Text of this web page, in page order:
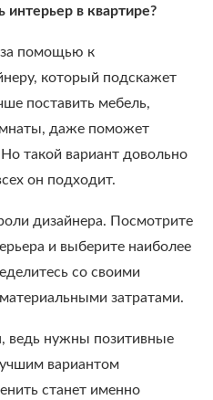
интерьер в квартире?
помощью к
который подскажет
поставить мебель,
даже поможет
такой вариант довольно
он подходит.
дизайнера. Посмотрите
и выберите наиболее
со своими
затратами.
ведь нужны позитивные
вариантом
станет именно